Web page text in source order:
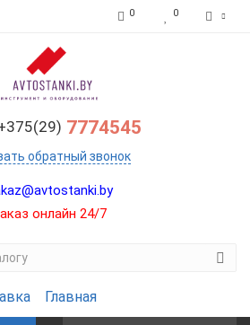
0 0
7774545
обратный звонок
онлайн 24/7
Главная